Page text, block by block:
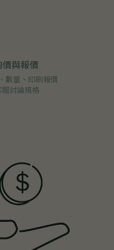
與報價
數量、印刷報價
討論規格